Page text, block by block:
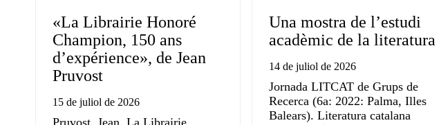
«La Librairie Honoré
Champion, 150 ans
d’expérience», de Jean
Pruvost
15 de juliol de 2026
Una mostra de l’estudi
acadèmic de la literatura
14 de juliol de 2026
Jornada LITCAT de Grups de
Recerca (6a: 2022: Palma, Illes
Balears). Literatura catalana